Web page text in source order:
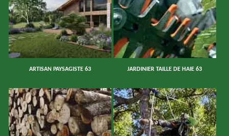
ARTISAN PAYSAGISTE 63 JARDINIER TAILLE DE HAIE 63